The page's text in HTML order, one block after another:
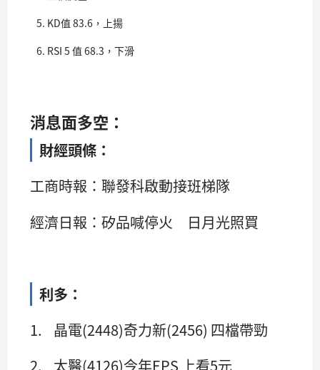
KD值 83.6，上揚
RSI 5 值 68.3，下滑
消息面多空：
財經頭條：
工商時報：聯發科啟動接班梯隊
經濟日報：矽品喊停火 日月光照買
利多：
1. 晶電(2448)奇力新(2456) 四檔帶勁
2. 太醫(4126)今年EPS 上看5元